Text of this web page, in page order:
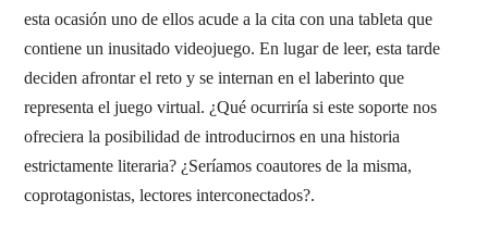
esta ocasión uno de ellos acude a la cita con una tableta que
contiene un inusitado videojuego. En lugar de leer, esta tarde
deciden afrontar el reto y se internan en el laberinto que
representa el juego virtual. ¿Qué ocurriría si este soporte nos
ofreciera la posibilidad de introducirnos en una historia
estrictamente literaria? ¿Seríamos coautores de la misma,
coprotagonistas, lectores interconectados?.